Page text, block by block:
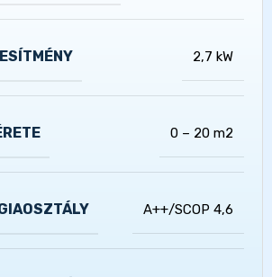
2,7 kW
0 – 20 m2
A++/SCOP 4,6